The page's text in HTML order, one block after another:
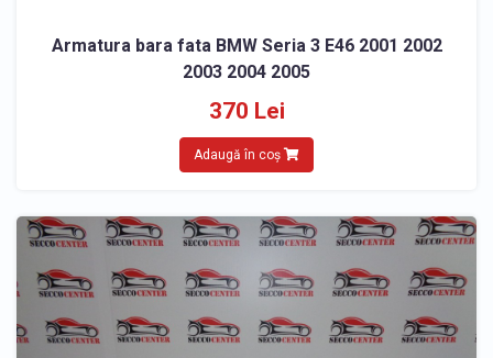
Armatura bara fata BMW Seria 3 E46 2001 2002
2003 2004 2005
370 Lei
Adaugă în coș